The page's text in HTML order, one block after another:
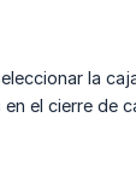
la
el cierre de